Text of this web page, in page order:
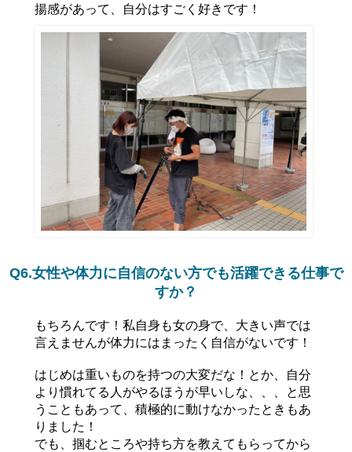
揚感があって、自分はすごく好きです！
Q6.女性や体力に自信のない方でも活躍できる仕事で
すか？
もちろんです！私自身も女の身で、大きい声では
言えませんが体力にはまったく自信がないです！
はじめは重いものを持つの大変だな！とか、自分
より慣れてる人がやるほうが早いしな、、、と思
うこともあって、積極的に動けなかったときもあ
りました！
でも、掴むところや持ち方を教えてもらってから